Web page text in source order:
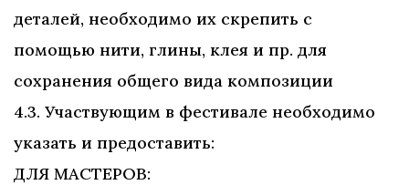
деталей, необходимо их скрепить с
помощью нити, глины, клея и пр. для
сохранения общего вида композиции
4.3. Участвующим в фестивале необходимо
указать и предоставить:
ДЛЯ МАСТЕРОВ: